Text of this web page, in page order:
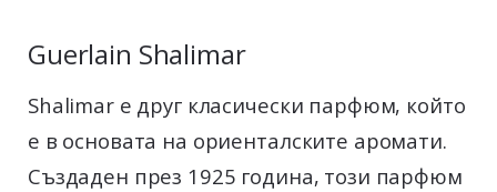
Guerlain Shalimar
Shalimar е друг класически парфюм, който
е в основата на ориенталските аромати.
Създаден през 1925 година, този парфюм